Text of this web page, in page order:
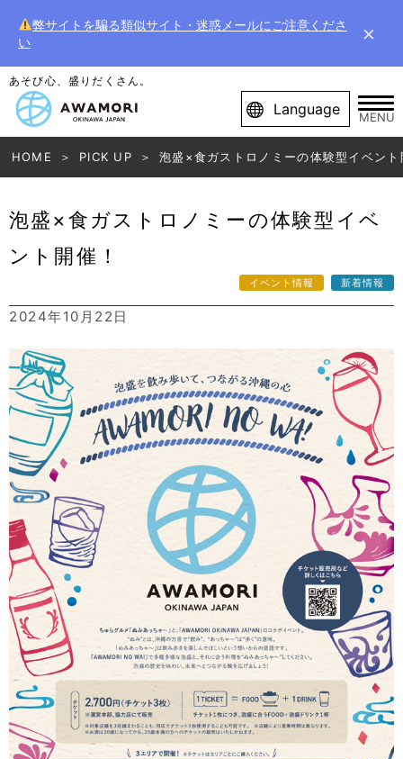
弊サイトを騙る類似サイト・迷惑メールにご注意くださ
い
×
あそび心、盛りだくさん。
Language MENU
HOME PICK UP 泡盛×食ガストロノミーの体験型イベント
泡盛×食ガストロノミーの体験型イベ
ント開催！
イベント情報 新着情報
2024年10月22日